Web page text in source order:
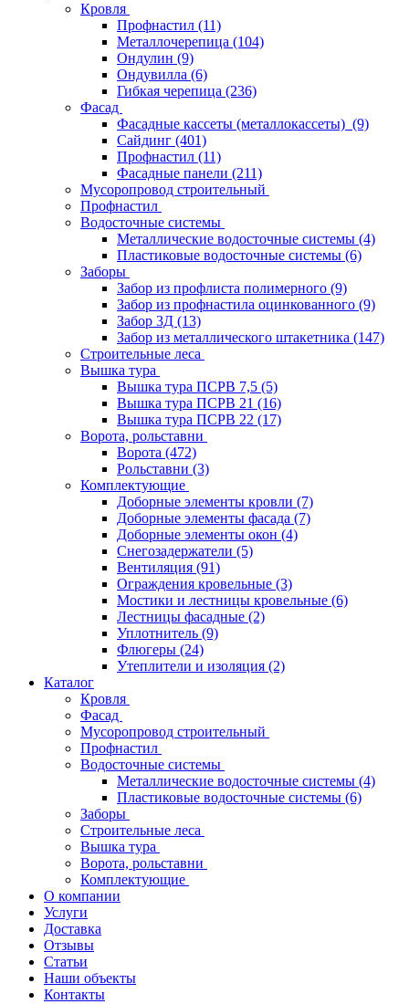
Кровля
Профнастил (11)
Металлочерепица (104)
Ондулин (9)
Ондувилла (6)
Гибкая черепица (236)
Фасад
Фасадные кассеты (металлокассеты) (9)
Сайдинг (401)
Профнастил (11)
Фасадные панели (211)
Мусоропровод строительный
Профнастил
Водосточные системы
Металлические водосточные системы (4)
Пластиковые водосточные системы (6)
Заборы
Забор из профлиста полимерного (9)
Забор из профнастила оцинкованного (9)
Забор 3Д (13)
Забор из металлического штакетника (147)
Строительные леса
Вышка тура
Вышка тура ПСРВ 7,5 (5)
Вышка тура ПСРВ 21 (16)
Вышка тура ПСРВ 22 (17)
Ворота, рольставни
Ворота (472)
Рольставни (3)
Комплектующие
Доборные элементы кровли (7)
Доборные элементы фасада (7)
Доборные элементы окон (4)
Снегозадержатели (5)
Вентиляция (91)
Ограждения кровельные (3)
Мостики и лестницы кровельные (6)
Лестницы фасадные (2)
Уплотнитель (9)
Флюгеры (24)
Утеплители и изоляция (2)
Каталог
Кровля
Фасад
Мусоропровод строительный
Профнастил
Водосточные системы
Металлические водосточные системы (4)
Пластиковые водосточные системы (6)
Заборы
Строительные леса
Вышка тура
Ворота, рольставни
Комплектующие
О компании
Услуги
Доставка
Отзывы
Статьи
Наши объекты
Контакты